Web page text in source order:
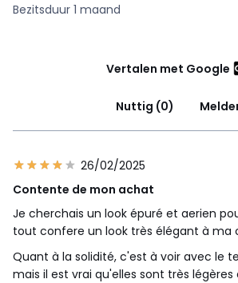
Bezitsduur 1 maand
Vertalen met Google
Nuttig (0)
26/02/2025
Contente de mon achat
Je cherchais un look épuré et aerien
tout confere un look très élégant à ma
Quant à la solidité, c'est à voir avec le
mais il est vrai qu'elles sont très